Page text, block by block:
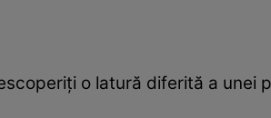
o latură diferită a unei